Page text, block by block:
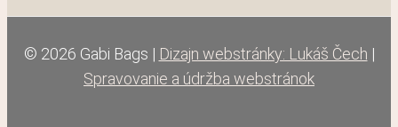
© 2026 Gabi Bags | Dizajn webstránky: Lukáš Čech |
Spravovanie a údržba webstránok